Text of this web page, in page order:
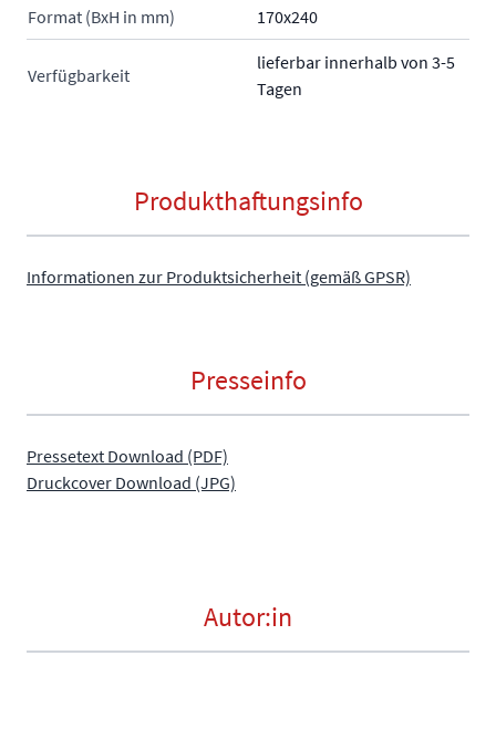
Format (BxH in mm) 170x240
Verfügbarkeit
lieferbar innerhalb von 3-5
Tagen
Produkthaftungsinfo
Informationen zur Produktsicherheit (gemäß GPSR)
Presseinfo
Pressetext Download (PDF)
Druckcover Download (JPG)
Autor:in